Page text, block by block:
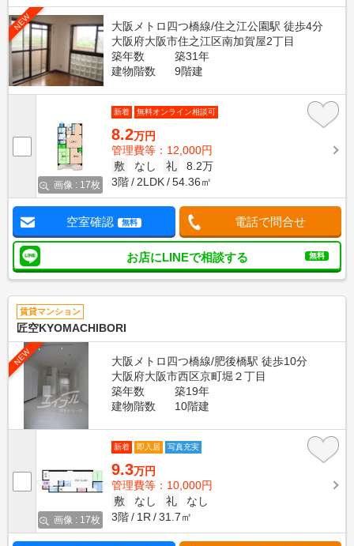
NEW
大阪メトロ四つ橋線/住之江公園駅 徒歩4分
大阪府大阪市住之江区南加賀屋2丁目
築年数
築31年
建物階数
9階建
画像 : 17枚
新着 無料オンライン相談可
8.2万円
管理費等：12,000円
敷
なし 礼
8.2万
3階
2LDK 54.36㎡
空室確認 無料 電話で問合せ
お店にLINEで相談する 無料
賃貸マンション
匠空KYOMACHIBORI
NEW
大阪メトロ四つ橋線/肥後橋駅 徒歩10分
大阪府大阪市西区京町堀２丁目
築年数
築19年
建物階数
10階建
画像 : 17枚
新着 即入居 写真充実
9.3万円
管理費等：10,000円
敷
なし 礼
なし
3階
1R 31.7㎡